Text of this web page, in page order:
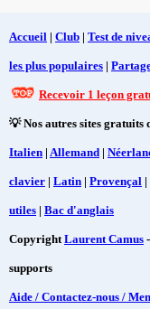
Accueil | Club | Test de
les plus populaires |
Recevoir 1 leçon
💡 Nos autres sites gratuits
Italien | Allemand |
clavier | Latin | Provençal |
utiles | Bac d'anglais
CopyrightLaurent Camus
supports
Aide / Contactez-nous /